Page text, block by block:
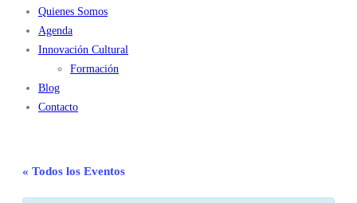
Quienes Somos
Agenda
Innovación Cultural
Formación
Blog
Contacto
« Todos los Eventos